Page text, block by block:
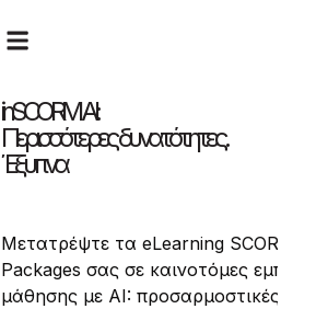
Ενδυναμώνουμε τους εκπαιδευτές.
τους εκπαιδευόμενους.
ενισχυμένες με AI υπηρεσίες
που προσφέρουμε:
από προγράμματα Train-the-Trainer